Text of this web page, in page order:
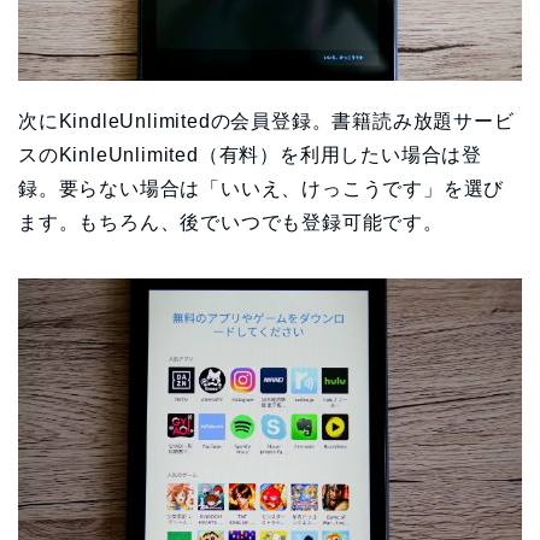
次にKindleUnlimitedの会員登録。書籍読み放題サービ
スのKinleUnlimited（有料）を利用したい場合は登
録。要らない場合は「いいえ、けっこうです」を選び
ます。もちろん、後でいつでも登録可能です。